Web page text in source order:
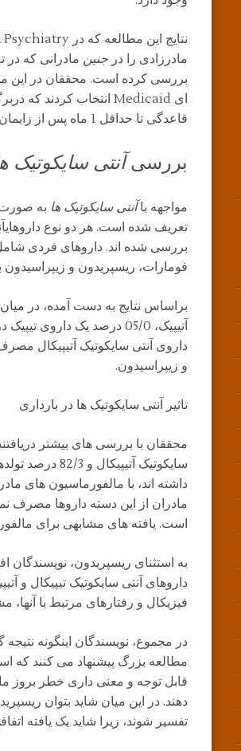
مادرزادی را در جنین مادرانی که در
قاعدگی تا حداقل 1 ماه پس از زایمان در این بانک داده ای حضور داشتند.
بررسیآنتی سایکوتیک
مواجهه باآنتی سایکوتیک ها به صورت
تعریف شده است. هر دو نوع
فومارات، ریسپریدون و زیپراسیدون
داروی آنتی سایکوتیک آتیپیکال مصرف
و زیپراسیدون.
تاثیر آنتی سایکوتیک ها در بارداری
سایکوتیک
مادران از این دسته داروها مصرف
است. یافته های مشابهی برای
به استثنای ریسپریدون، نویسندگان
داروهای آنتی سایکوتیک تیپیکال و
فیزیکال و رفتارهای مرتبط با آنها،
در مجموع، نویسندگان اینگونه
مطالعه بزرگ پیشنهاد می کنند که
قابل توجه و معنی داری خطر بروز
دهند. در این میان شاید بتوان
تفسیر شوند، زیرا شاید یک یافته